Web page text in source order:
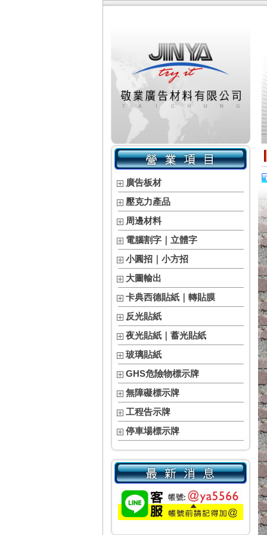
廣告板材
壓克力產品
周邊材料
電腦割字｜立體字
小圓招｜小方招
大圖輸出
卡典西德貼紙｜轉貼膜
反光貼紙
夜光貼紙｜蓄光貼紙
玻璃貼紙
GHS危險物標示牌
無障礙標示牌
工程告示牌
停車場標示牌